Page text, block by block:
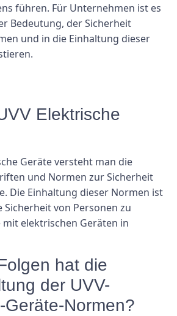
führen. Für Unternehmen ist es
Bedeutung, der Sicherheit
und in die Einhaltung dieser
Elektrische
Geräte versteht man die
und Normen zur Sicherheit
Die Einhaltung dieser Normen ist
von Personen zu
elektrischen Geräten in
hat die
der UVV-
Geräte-Normen?